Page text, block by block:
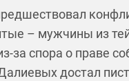
– мужчины из
за спора о праве
достал